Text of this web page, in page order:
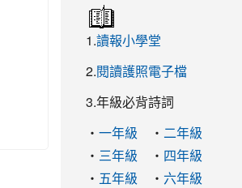
1.讀報小學堂
2.閱讀護照電子檔
3.年級必背詩詞
‧ 一年級 ‧ 二年級
‧ 三年級 ‧ 四年級
‧ 五年級 ‧ 六年級